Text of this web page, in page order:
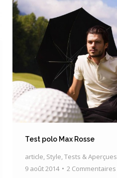
Test polo Max Rosse
article Style Tests & Aperçues
9 août 2014
2 Commentaires